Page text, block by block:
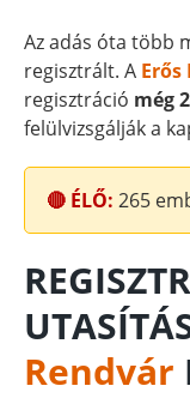
Az adás óta több
regisztrált. A Erős
regisztráció még
felülvizsgálják a
🔴 ÉLŐ: 265
Rendvár